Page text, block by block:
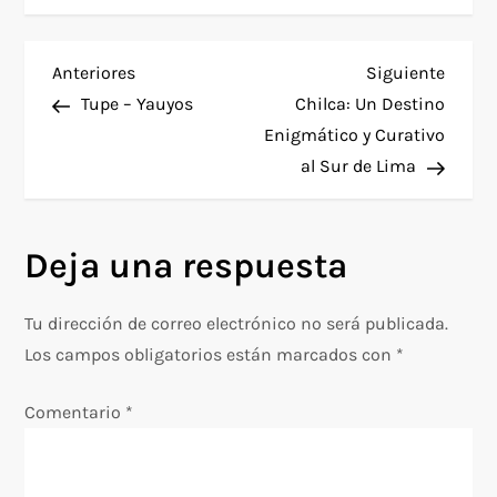
N
g
a
Entrada
anterior
Anteriores
Tupe – Yauyos
Siguiente
Chilca: Un Destino
Enigmático y Curativo
al Sur de Lima
Deja una respuesta
Tu dirección de correo electrónico no será publicada.
Los campos obligatorios están marcados con *
Comentario *